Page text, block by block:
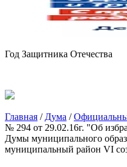
Год Защитника Отечества
Главная / Дума /
№ 294 от 29.02.16г. "Об
Думы муниципального
муниципальный район VI